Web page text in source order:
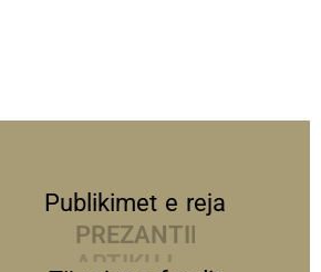
Publikimet e reja
PREZANTIME